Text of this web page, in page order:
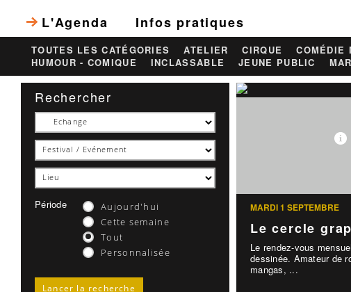
L'Agenda Infos pratiques
TOUTES LES CATÉGORIES ATELIER CIRQUE COMÉDIE
HUMOUR - COMIQUE
INCLASSABLE JEUNE PUBLIC
Rechercher
Période
Aujourd'hui
Cette semaine
Tout
Personnalisée
MARDI 1 SEPTEMBRE
Le cercle
Le rendez-vous
dessinée. Amateur de
mangas, ...